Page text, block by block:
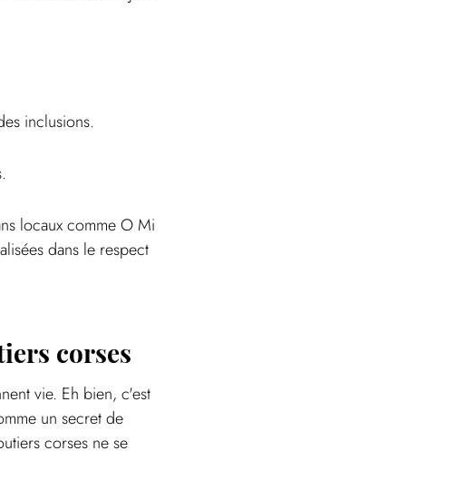
inclusions.
locaux comme O Mi
dans le respect
corses
vie. Eh bien, c'est
un secret de
corses ne se